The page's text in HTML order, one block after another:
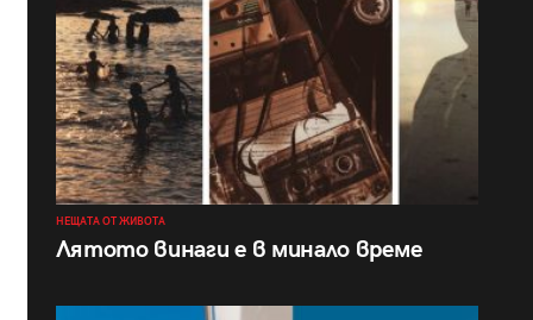
НЕЩАТА ОТ ЖИВОТА
Лятото винаги е в минало време